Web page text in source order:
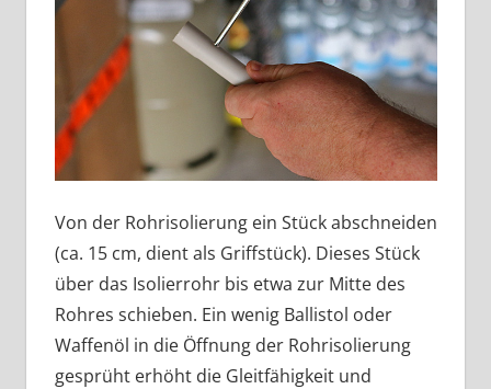
Von der Rohrisolierung ein Stück abschneiden
(ca. 15 cm, dient als Griffstück). Dieses Stück
über das Isolierrohr bis etwa zur Mitte des
Rohres schieben. Ein wenig Ballistol oder
Waffenöl in die Öffnung der Rohrisolierung
gesprüht erhöht die Gleitfähigkeit und